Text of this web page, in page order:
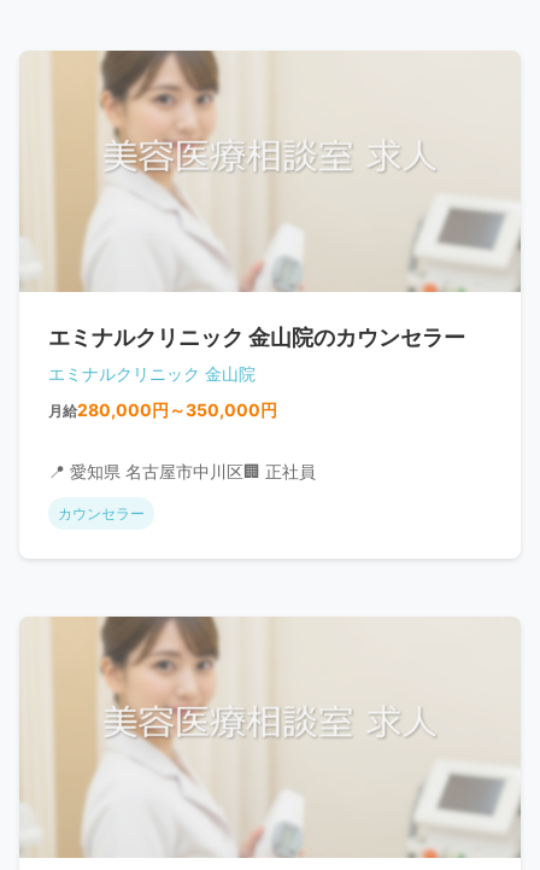
エミナルクリニック 金山院のカウンセラー
エミナルクリニック 金山院
月給280,000円～350,000円
📍 愛知県 名古屋市中川区🏢 正社員
カウンセラー